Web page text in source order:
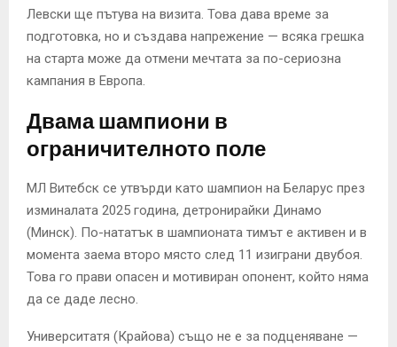
Левски ще пътува на визита. Това дава време за
подготовка, но и създава напрежение — всяка грешка
на старта може да отмени мечтата за по-сериозна
кампания в Европа.
Двама шампиони в
ограничителното поле
МЛ Витебск се утвърди като шампион на Беларус през
изминалата 2025 година, детронирайки Динамо
(Минск). По-нататък в шампионата тимът е активен и в
момента заема второ място след 11 изиграни двубоя.
Това го прави опасен и мотивиран опонент, който няма
да се даде лесно.
Университатя (Крайова) също не е за подценяване —